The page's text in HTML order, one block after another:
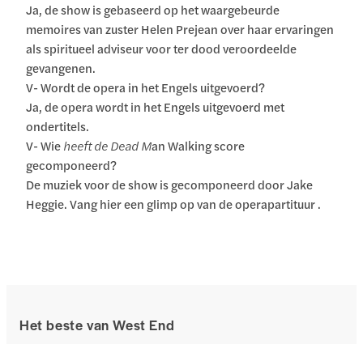
Ja, de show is gebaseerd op het waargebeurde
memoires van zuster Helen Prejean over haar ervaringen
als spiritueel adviseur voor ter dood veroordeelde
gevangenen.
V- Wordt de opera in het Engels uitgevoerd?
Ja, de opera wordt in het Engels uitgevoerd met
ondertitels.
V- Wieheeft de Dead Man Walking score
gecomponeerd?
De muziek voor de show is gecomponeerd door Jake
Heggie. Vang hier een glimp op van de operapartituur .
Het beste van West End